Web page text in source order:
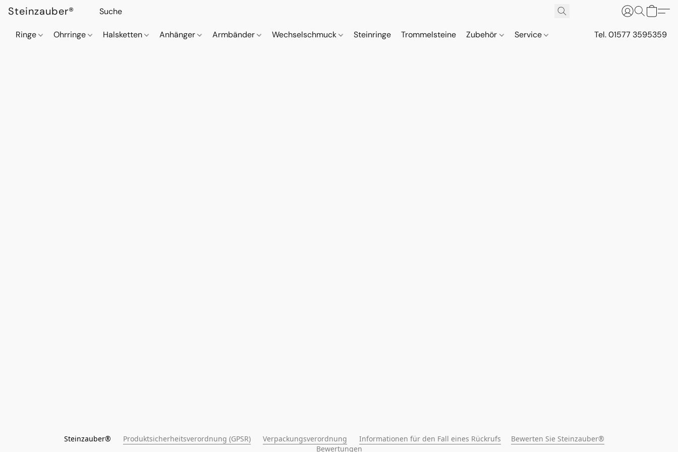
Steinzauber®
Ringe Ohrringe Halsketten Anhänger Armbänder Wechselschmuck Steinringe Trommelsteine Zubehör Service Tel. 01577 3595359
Steinzauber® Produktsicherheitsverordnung (GPSR) Verpackungsverordnung Informationen für den Fall eines Rückrufs
Bewerten Sie Steinzauber®
Bewertungen